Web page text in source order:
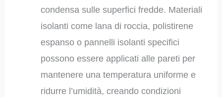
condensa sulle superfici fredde. Materiali
isolanti come lana di roccia, polistirene
espanso o pannelli isolanti specifici
possono essere applicati alle pareti per
mantenere una temperatura uniforme e
ridurre l’umidità, creando condizioni